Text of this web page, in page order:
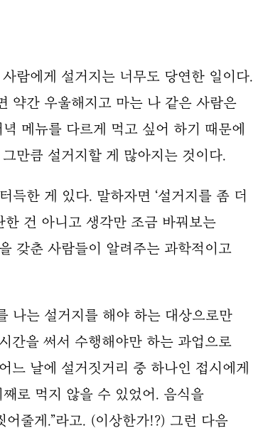
람에게 설거지는 너무도 당연한 일이다.
약간 우울해지고 마는 나 같은 사람은
메뉴를 다르게 먹고 싶어 하기 때문에
만큼 설거지할 게 많아지는 것이다.
득한 게 있다. 말하자면 ‘설거지를 좀 더
한 건 아니고 생각만 조금 바꿔보는
갖춘 사람들이 알려주는 과학적이고
나는 설거지를 해야 하는 대상으로만
간을 써서 수행해야만 하는 과업으로
느 날에 설거짓거리 중 하나인 접시에게
로 먹지 않을 수 있었어. 음식을
줄게.”라고. (이상한가!?) 그런 다음